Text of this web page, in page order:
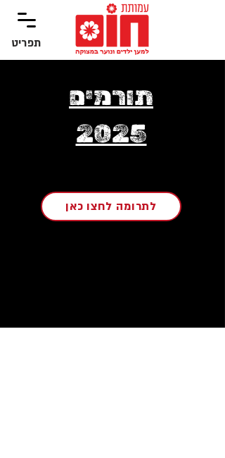
תפריט
תורמים
2025
לתרומה לחצו כאן